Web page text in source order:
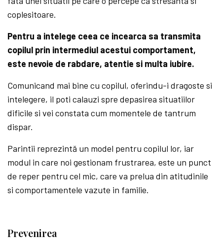
coplesitoare.
Pentru a intelege ceea ce incearca sa transmita
copilul prin intermediul acestui comportament,
este nevoie de rabdare, atentie si multa iubire.
Comunicand mai bine cu copilul, oferindu-i dragoste si
intelegere, il poti calauzi spre depasirea situatiilor
dificile si vei constata cum momentele de tantrum
dispar.
Parintii reprezintă un model pentru copilul lor, iar
modul in care noi gestionam frustrarea, este un punct
de reper pentru cel mic, care va prelua din atitudinile
si comportamentele vazute in familie.
Prevenirea